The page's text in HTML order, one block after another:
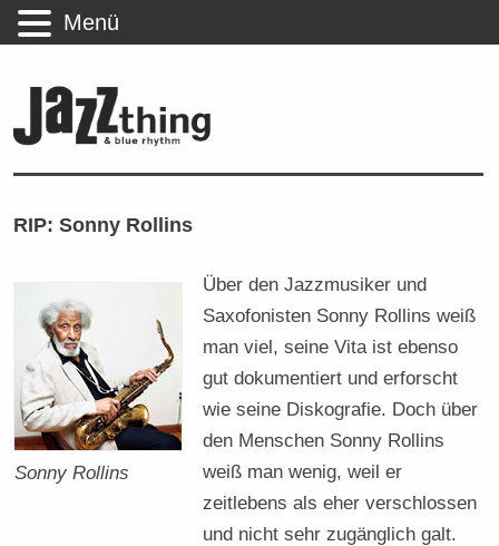
RIP: Sonny Rollins
Sonny Rollins
Über den Jazzmusiker und
Saxofonisten Sonny Rollins weiß
man viel, seine Vita ist ebenso
gut dokumentiert und erforscht
wie seine Diskografie. Doch über
den Menschen Sonny Rollins
weiß man wenig, weil er
zeitlebens als eher verschlossen
und nicht sehr zugänglich galt.
Menü